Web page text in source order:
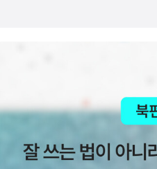
다. (152쪽)내가 바다를 사랑하는
줄 뿐만 아니라, 인류의 미래가 바
보다 훨씬 넓습니다. 깊은 파도 아